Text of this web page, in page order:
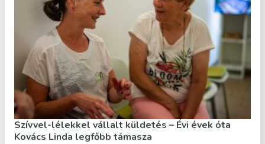
Szívvel-lélekkel vállalt küldetés – Évi évek óta
Kovács Linda legfőbb támasza